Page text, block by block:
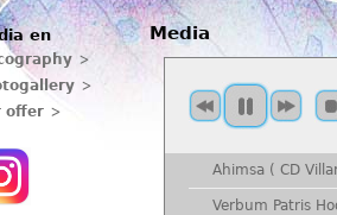
Media
Ahimsa ( CD
Verbum Patris
Home The choir Concerts
en
offer